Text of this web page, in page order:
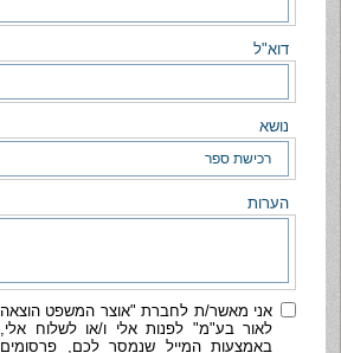
דוא"ל
נושא
הערות
אני מאשר/ת לחברת "אוצר המשפט הוצאה
לאור בע"מ" לפנות אלי ו/או לשלוח אלי,
באמצעות המייל שנמסר לכם, פרסומים